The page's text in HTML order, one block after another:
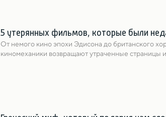
5 утерянных фильмов, которые были
От немого кино эпохи Эдисона до британского
киномеханики возвращают утраченные страницы